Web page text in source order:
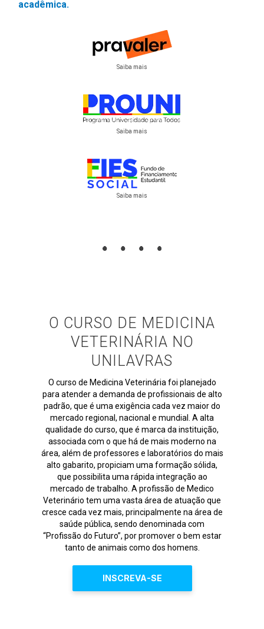
acadêmica.
Saiba mais
Saiba mais
Saiba mais
O CURSO DE MEDICINA
VETERINÁRIA NO
UNILAVRAS
O curso de Medicina Veterinária foi planejado
para atender a demanda de profissionais de alto
padrão, que é uma exigência cada vez maior do
mercado regional, nacional e mundial. A alta
qualidade do curso, que é marca da instituição,
associada com o que há de mais moderno na
área, além de professores e laboratórios do mais
alto gabarito, propiciam uma formação sólida,
que possibilita uma rápida integração ao
mercado de trabalho. A profissão de Medico
Veterinário tem uma vasta área de atuação que
cresce cada vez mais, principalmente na área de
saúde pública, sendo denominada com
“Profissão do Futuro”, por promover o bem estar
tanto de animais como dos homens.
INSCREVA-SE